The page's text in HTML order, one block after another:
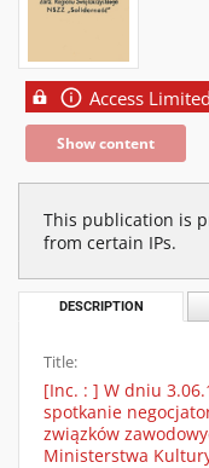
Access Limited
Show content
This publication is
from certain IPs.
DESCRIPTION
Title:
[Inc. : ] W dniu
spotkanie
związków
Ministerstwa